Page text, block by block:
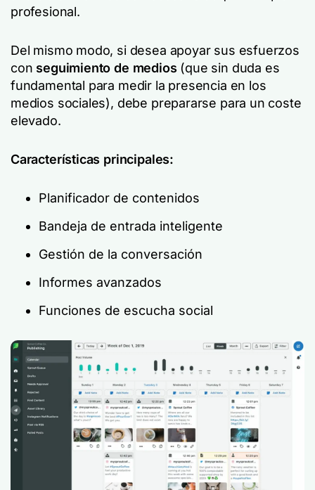
profesional.
Del mismo modo, si desea apoyar sus esfuerzos
con seguimiento de medios (que sin duda es
fundamental para medir la presencia en los
medios sociales), debe prepararse para un coste
elevado.
Características principales:
Planificador de contenidos
Bandeja de entrada inteligente
Gestión de la conversación
Informes avanzados
Funciones de escucha social